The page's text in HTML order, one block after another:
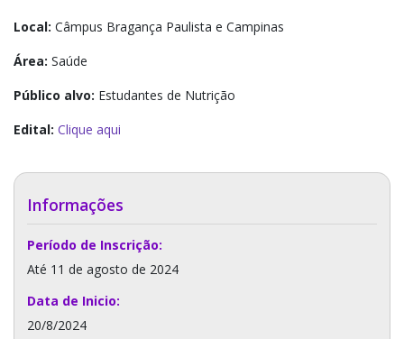
Local: Câmpus Bragança Paulista e Campinas
Área: Saúde
Público alvo: Estudantes de Nutrição
Edital: Clique aqui
Informações
Período de Inscrição:
Até 11 de agosto de 2024
Data de Inicio:
20/8/2024